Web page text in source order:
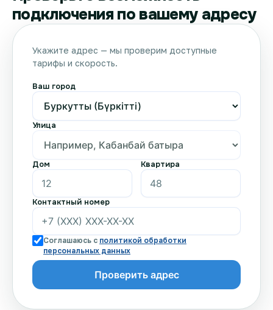
подключения по вашему адресу
Укажите адрес — мы проверим доступные
тарифы и скорость.
Ваш город
Улица
Дом Квартира
Контактный номер
Соглашаюсь с политикой обработки
персональных данных